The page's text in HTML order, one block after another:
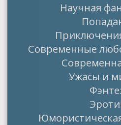
Научная
Современные
Ужасы и